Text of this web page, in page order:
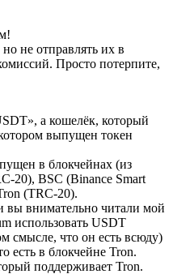
не отправлять их в
Просто потерпите,
а кошелёк, который
выпущен токен
в блокчейнах (из
20), BSC (Binance Smart
(TRC-20).
вы внимательно читали мой
использовать USDT
смысле, что он есть всюду)
есть в блокчейне Tron.
поддерживает Tron.